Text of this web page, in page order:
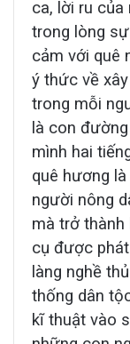
ca, lời ru của
trong lòng
cảm với quê
ý thức về
trong mỗi
là con
mình hai
quê hương
người nông
mà trở
cụ được
làng nghề
thống dân
kĩ thuật vào